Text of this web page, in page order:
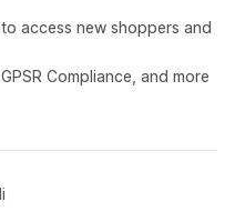
access new shoppers and
Compliance, and more